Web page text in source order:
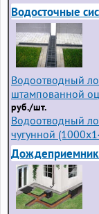
Водосточные
Водоотводный
штампованной
руб./шт.
Водоотводный
чугунной